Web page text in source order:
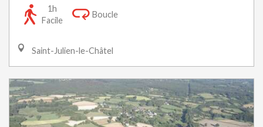
1h
Facile
Boucle
Saint-Julien-le-Châtel